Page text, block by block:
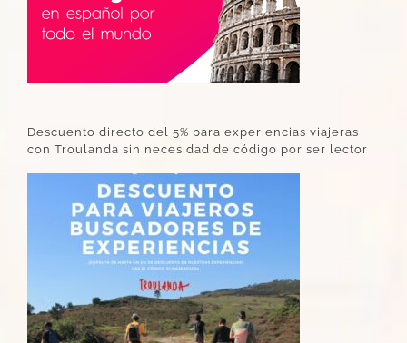
Descuento directo del 5% para experiencias viajeras
con Troulanda sin necesidad de código por ser lector